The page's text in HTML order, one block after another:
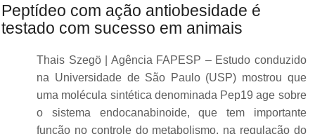
Peptídeo com ação antiobesidade é
testado com sucesso em animais
Thais Szegö | Agência FAPESP – Estudo conduzido
na Universidade de São Paulo (USP) mostrou que
uma molécula sintética denominada Pep19 age sobre
o sistema endocanabinoide, que tem importante
função no controle do metabolismo, na regulação do